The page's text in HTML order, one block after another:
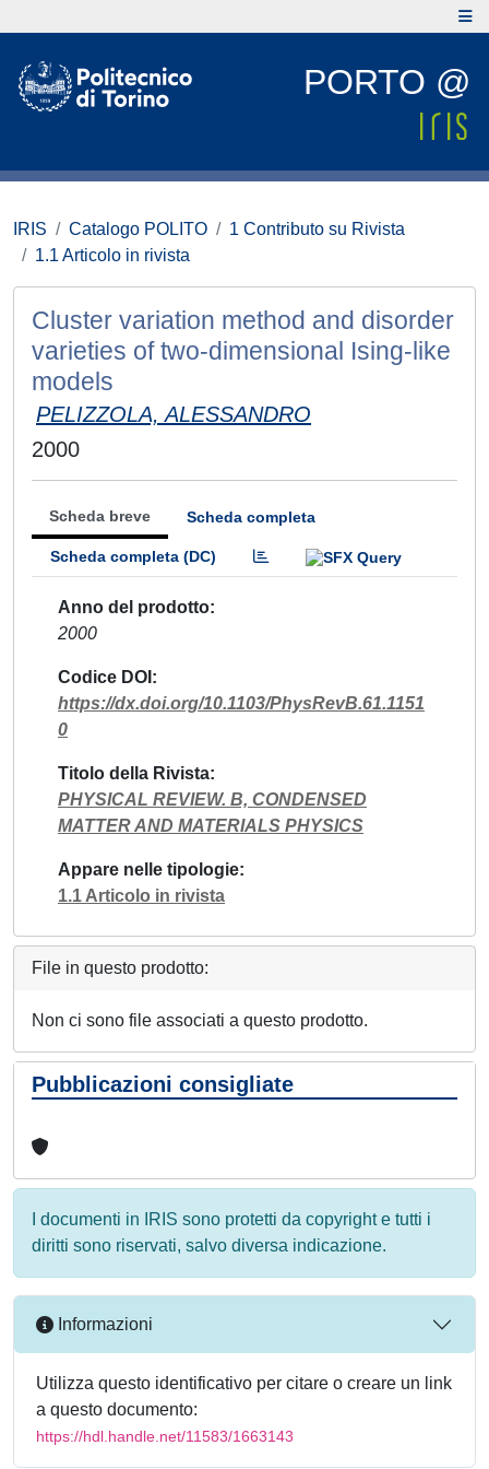
PORTO @
IRIS Catalogo POLITO
1 Contributo su Rivista
1.1 Articolo in rivista
Cluster variation method and disorder
varieties of two-dimensional Ising-like
models
PELIZZOLA, ALESSANDRO
2000
Scheda breve Scheda completa
Scheda completa (DC)
Anno del prodotto
2000
Codice DOI
https://dx.doi.org/10.1103/PhysRevB.61.1151
0
Titolo della Rivista
PHYSICAL REVIEW. B, CONDENSED
MATTER AND MATERIALS PHYSICS
Appare nelle tipologie
1.1 Articolo in rivista
File in questo prodotto:
Non ci sono file associati a questo prodotto.
Pubblicazioni consigliate
I documenti in IRIS sono protetti da copyright e tutti i
diritti sono riservati, salvo diversa indicazione.
Informazioni
Utilizza questo identificativo per citare o creare un link
a questo documento:
https://hdl.handle.net/11583/1663143